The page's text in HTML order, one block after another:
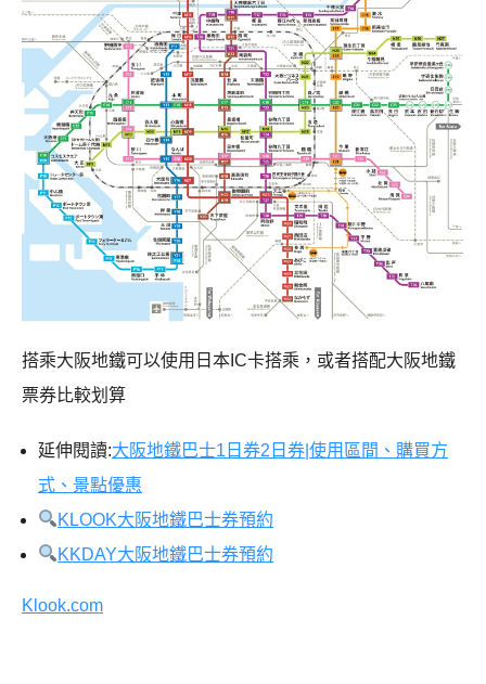
搭乘大阪地鐵可以使用日本IC卡搭乘，或者搭配大阪地鐵
票券比較划算
延伸閱讀:大阪地鐵巴士1日券2日券|使用區間、購買方
式、景點優惠
KLOOK大阪地鐵巴士券預約
KKDAY大阪地鐵巴士券預約
Klook.com